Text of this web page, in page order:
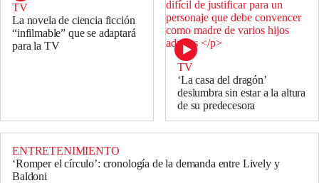
TV
La novela de ciencia ficción
“infilmable” que se adaptará
para la TV
TV
‘La casa del dragón’
deslumbra sin estar a la altura
de su predecesora
ENTRETENIMIENTO
‘Romper el círculo’: cronología de la demanda entre Lively y
Baldoni